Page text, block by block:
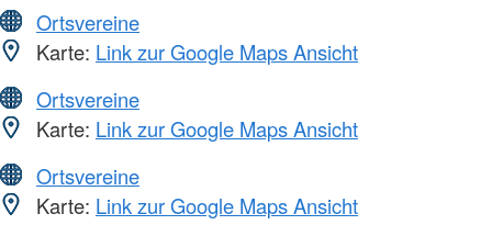
Ortsvereine
Karte: Link zur Google Maps Ansicht
Ortsvereine
Karte: Link zur Google Maps Ansicht
Ortsvereine
Karte: Link zur Google Maps Ansicht